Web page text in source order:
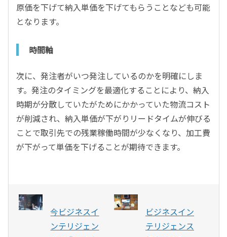
原価を下げて納入単価を下げてもらうことなども可能
となります。
時間軸
次に、発注者がいつ発注しているのかを明確にしま
す。発注のタイミングを最適化することにより、納入
時期が分散していたがためにかかっていた物流コスト
が削減され、納入単価が下がりリードタイムが伸びる
ことで取引先での残業稼働時間が少なくなり、加工費
が下がって単価を下げることが期待できます。
今ビジネスイ
ンテリジェン
ビジネスイン
テリジェンス